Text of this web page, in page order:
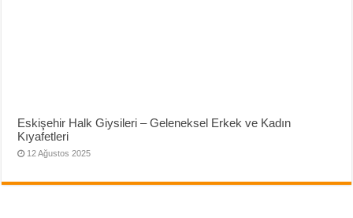
Eskişehir Halk Giysileri – Geleneksel Erkek ve Kadın
Kıyafetleri
12 Ağustos 2025